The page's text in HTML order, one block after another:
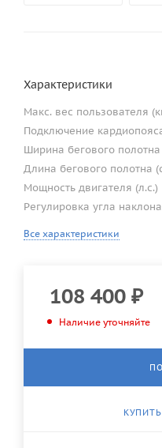
Характеристики
Макс. вес пользователя
Подключение
Ширина бегового
Длина бегового полотна
Мощность двигателя (л.с.)
Регулировка угла наклона
Все характеристики
108 400 ₽
Наличие уточняйте